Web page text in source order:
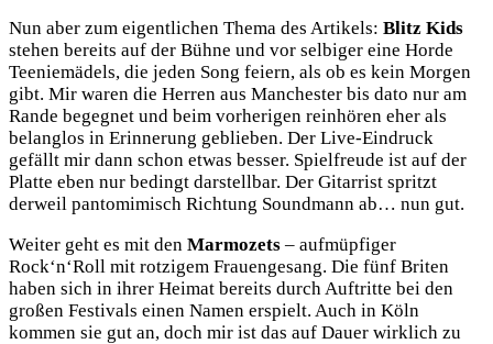
Nun aber zum eigentlichen Thema des Artikels: Blitz Kids
stehen bereits auf der Bühne und vor selbiger eine Horde
Teeniemädels, die jeden Song feiern, als ob es kein Morgen
gibt. Mir waren die Herren aus Manchester bis dato nur am
Rande begegnet und beim vorherigen reinhören eher als
belanglos in Erinnerung geblieben. Der Live-Eindruck
gefällt mir dann schon etwas besser. Spielfreude ist auf der
Platte eben nur bedingt darstellbar. Der Gitarrist spritzt
derweil pantomimisch Richtung Soundmann ab… nun gut.
Weiter geht es mit den Marmozets – aufmüpfiger
Rock‘n‘Roll mit rotzigem Frauengesang. Die fünf Briten
haben sich in ihrer Heimat bereits durch Auftritte bei den
großen Festivals einen Namen erspielt. Auch in Köln
kommen sie gut an, doch mir ist das auf Dauer wirklich zu